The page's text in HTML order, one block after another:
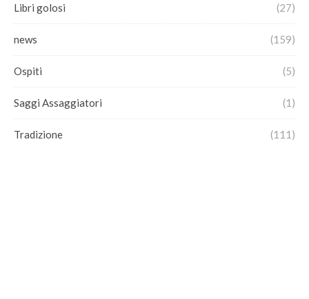
Libri golosi (27)
news (159)
Ospiti (5)
Saggi Assaggiatori (1)
Tradizione (111)